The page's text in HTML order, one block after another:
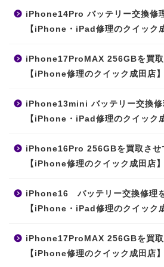
iPhone14Pro バッテリー交換修
【iPhone・iPad修理のクイック
iPhone17ProMAX 256GBを買
【iPhone修理のクイック成田店】
iPhone13mini バッテリー交換修
【iPhone・iPad修理のクイック
iPhone16Pro 256GBを買取さ
【iPhone修理のクイック成田店】
iPhone16 バッテリー交換修理を
【iPhone・iPad修理のクイック
iPhone17ProMAX 256GBを買
【iPhone修理のクイック成田店】